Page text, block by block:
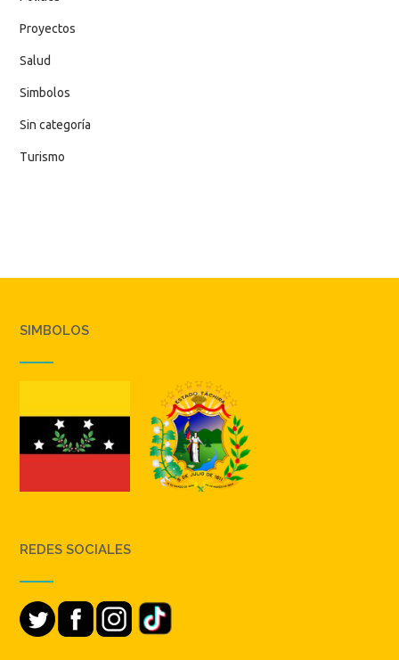
Proyectos
Salud
Simbolos
Sin categoría
Turismo
SIMBOLOS
REDES SOCIALES